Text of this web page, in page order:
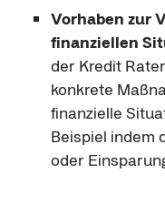
Vorhaben zur
finanziellen
der Kredit
konkrete
finanzielle
Beispiel indem
oder